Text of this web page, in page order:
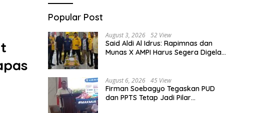
Popular Post
August 3, 2026 52 View
Said Aldi Al Idrus: Rapimnas dan
Munas X AMPI Harus Segera Digelar
August 6, 2026 45 View
Firman Soebagyo Tegaskan PUD
dan PPTS Tetap Jadi Pilar